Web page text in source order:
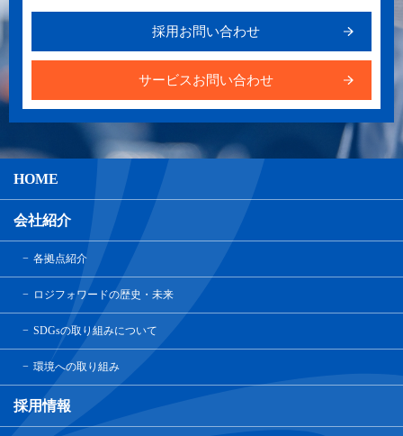
採用お問い合わせ
サービスお問い合わせ
HOME
会社紹介
各拠点紹介
ロジフォワードの歴史・未来
SDGsの取り組みについて
環境への取り組み
採用情報